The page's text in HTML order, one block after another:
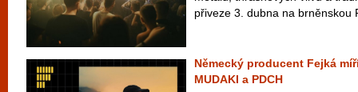
přiveze 3. dubna na brněnskou
Německý producent Fejká
MUDAKI a PDCH